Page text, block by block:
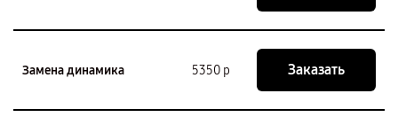
Замена динамика 5350 р Заказать